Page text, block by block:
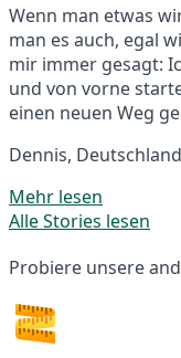
Wenn man etwas
man es auch, egal
mir immer gesagt:
und von vorne
einen neuen Weg
Dennis, Deutschland
Mehr lesen
Alle Stories lesen
Probiere unsere